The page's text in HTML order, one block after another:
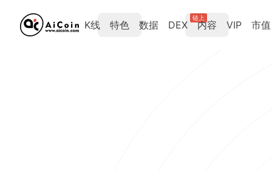
K线 特色 数据 DEX
链上
内容 VIP 市值